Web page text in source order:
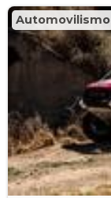
Automovilismo